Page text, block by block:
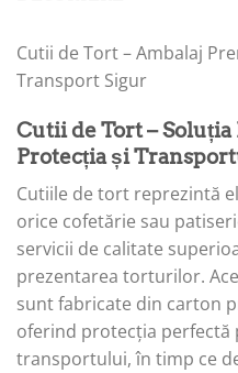
Cutii de Tort – Ambalaj
Transport Sigur
Cutii de Tort –
Protecția și
Cutiile de tort reprezintă
orice cofetărie sau
servicii de calitate
prezentarea torturilor.
sunt fabricate din carton
oferind protecția
transportului, în timp ce